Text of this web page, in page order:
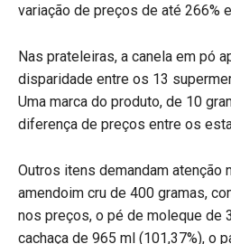
variação de preços de até 266%
Nas prateleiras, a canela em pó
disparidade entre os 13
Uma marca do produto, de 10
diferença de preços entre os
Outros itens demandam atenção
amendoim cru de 400 gramas,
nos preços, o pé de moleque de
cachaça de 965 ml (101,37%), o